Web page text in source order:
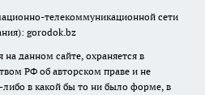
телекоммуникационной сети
gorodok.bz
данном сайте, охраняется в
РФ об авторском праве и не
в какой бы то ни было форме, в